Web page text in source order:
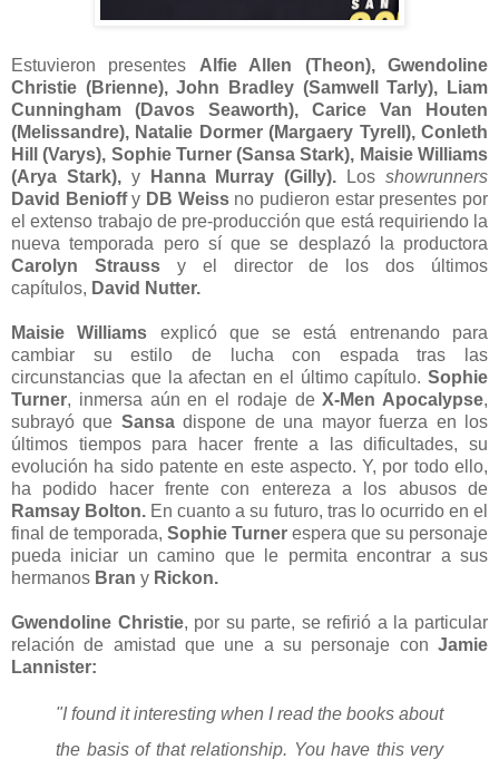
Estuvieron presentes Alfie Allen (Theon), Gwendoline
Christie (Brienne), John Bradley (Samwell Tarly), Liam
Cunningham (Davos Seaworth), Carice Van Houten
(Melissandre), Natalie Dormer (Margaery Tyrell), Conleth
Hill (Varys), Sophie Turner (Sansa Stark), Maisie Williams
(Arya Stark), y Hanna Murray (Gilly). Los showrunners
David Benioffy DB Weissno pudieron estar presentes por
el extenso trabajo de pre-producción que está requiriendo la
nueva temporada pero sí que se desplazó la productora
Carolyn Straussy el director de los dos últimos
capítulos, David Nutter.
Maisie Williams explicó que se está entrenando para
cambiar su estilo de lucha con espada tras las
circunstancias que la afectan en el último capítulo. Sophie
Turner, inmersa aún en el rodaje deX-Men Apocalypse,
subrayó que Sansadispone de una mayor fuerza en los
últimos tiempos para hacer frente a las dificultades, su
evolución ha sido patente en este aspecto. Y, por todo ello,
ha podido hacer frente con entereza a los abusos de
Ramsay Bolton. En cuanto a su futuro, tras lo ocurrido en el
final de temporada, Sophie Turner espera que su personaje
pueda iniciar un camino que le permita encontrar a sus
hermanos Bran y Rickon.
Gwendoline Christie, por su parte, se refirió a la particular
relación de amistad que une a su personaje con Jamie
Lannister:
"I found it interesting when I read the books about
the basis of that relationship. You have this very